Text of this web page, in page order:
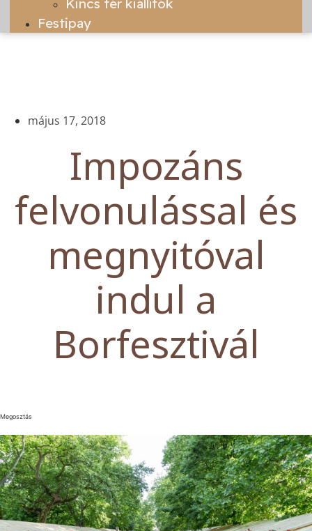
Festipay
május 17, 2018
Impozáns
felvonulással és
megnyitóval
indul a
Borfesztivál
Megosztás